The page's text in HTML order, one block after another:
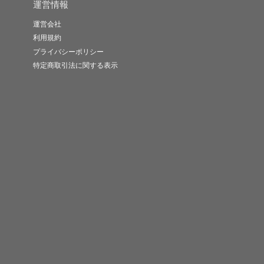
運営情報
運営会社
利用規約
プライバシーポリシー
特定商取引法に関する表示